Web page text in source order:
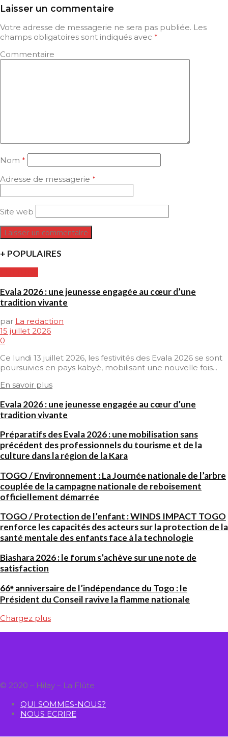
Laisser un commentaire
Votre adresse de messagerie ne sera pas publiée. Les
champs obligatoires sont indiqués avec *
Commentaire
Nom *
Adresse de messagerie *
Site web
+ POPULAIRES
Evala 2026 : une jeunesse engagée au cœur d’une
tradition vivante
par La redaction
15 juillet 2026
0
Ce lundi 13 juillet 2026, les festivités des Evala 2026 se sont
poursuivies en pays kabyè, mobilisant une nouvelle fois...
En savoir plus
Evala 2026 : une jeunesse engagée au cœur d’une
tradition vivante
Préparatifs des Evala 2026 : une mobilisation sans
précédent des professionnels du tourisme et de la
culture dans la région de la Kara
TOGO / Environnement : La Journée nationale de l’arbre
couplée de la campagne nationale de reboisement
officiellement démarrée
TOGO / Protection de l’enfant : WINDS IMPACT TOGO
renforce les capacités des acteurs sur la protection de la
santé mentale des enfants face à la technologie
Biashara 2026 : le forum s’achève sur une note de
satisfaction
66ᵉ anniversaire de l’indépendance du Togo : le
Président du Conseil ravive la flamme nationale
Chargez plus
© 2020 – Hilay – La Flûte
QUI SOMMES-NOUS?
NOUS ECRIRE